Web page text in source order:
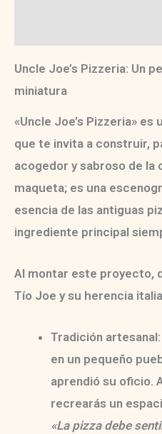
Uncle Joe’s Pizzeria: Un
miniatura
«Uncle Joe’s Pizzeria» es
que te invita a construir,
acogedor y sabroso de la
maqueta; es una
esencia de las antiguas
ingrediente principal
Al montar este proyecto,
Tío Joe y su herencia
Tradición artesanal:
en un pequeño
aprendió su oficio.
recrearás un
«La pizza debe